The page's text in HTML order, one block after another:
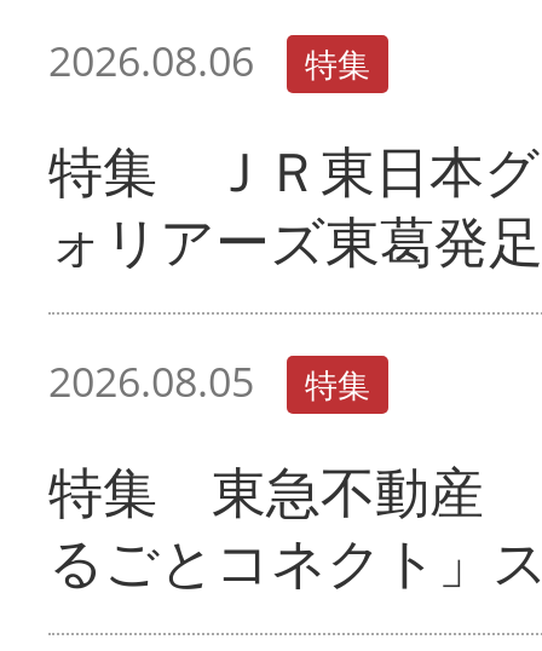
2026.08.06 特集
特集 ＪＲ東日本
ォリアーズ東葛発足
2026.08.05 特集
特集 東急不動産
るごとコネクト」